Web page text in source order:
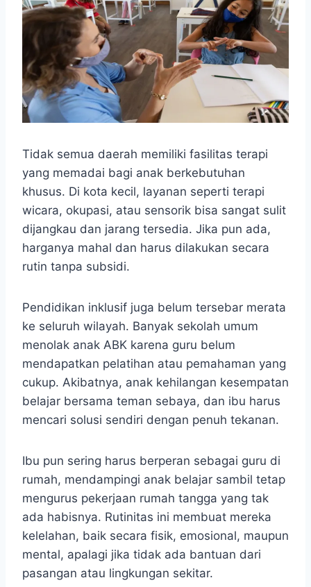
Tidak semua daerah memiliki fasilitas terapi
yang memadai bagi anak berkebutuhan
khusus. Di kota kecil, layanan seperti terapi
wicara, okupasi, atau sensorik bisa sangat sulit
dijangkau dan jarang tersedia. Jika pun ada,
harganya mahal dan harus dilakukan secara
rutin tanpa subsidi.
Pendidikan inklusif juga belum tersebar merata
ke seluruh wilayah. Banyak sekolah umum
menolak anak ABK karena guru belum
mendapatkan pelatihan atau pemahaman yang
cukup. Akibatnya, anak kehilangan kesempatan
belajar bersama teman sebaya, dan ibu harus
mencari solusi sendiri dengan penuh tekanan.
Ibu pun sering harus berperan sebagai guru di
rumah, mendampingi anak belajar sambil tetap
mengurus pekerjaan rumah tangga yang tak
ada habisnya. Rutinitas ini membuat mereka
kelelahan, baik secara fisik, emosional, maupun
mental, apalagi jika tidak ada bantuan dari
pasangan atau lingkungan sekitar.